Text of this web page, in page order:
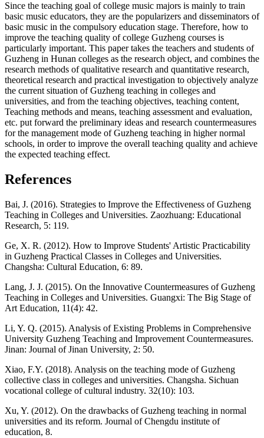
Since the teaching goal of college music majors is mainly to train
basic music educators, they are the popularizers and disseminators of
basic music in the compulsory education stage. Therefore, how to
improve the teaching quality of college Guzheng courses is
particularly important. This paper takes the teachers and students of
Guzheng in Hunan colleges as the research object, and combines the
research methods of qualitative research and quantitative research,
theoretical research and practical investigation to objectively analyze
the current situation of Guzheng teaching in colleges and
universities, and from the teaching objectives, teaching content,
Teaching methods and means, teaching assessment and evaluation,
etc. put forward the preliminary ideas and research countermeasures
for the management mode of Guzheng teaching in higher normal
schools, in order to improve the overall teaching quality and achieve
the expected teaching effect.
References
Bai, J. (2016). Strategies to Improve the Effectiveness of Guzheng
Teaching in Colleges and Universities. Zaozhuang: Educational
Research, 5: 119.
Ge, X. R. (2012). How to Improve Students' Artistic Practicability
in Guzheng Practical Classes in Colleges and Universities.
Changsha: Cultural Education, 6: 89.
Lang, J. J. (2015). On the Innovative Countermeasures of Guzheng
Teaching in Colleges and Universities. Guangxi: The Big Stage of
Art Education, 11(4): 42.
Li, Y. Q. (2015). Analysis of Existing Problems in Comprehensive
University Guzheng Teaching and Improvement Countermeasures.
Jinan: Journal of Jinan University, 2: 50.
Xiao, F.Y. (2018). Analysis on the teaching mode of Guzheng
collective class in colleges and universities. Changsha. Sichuan
vocational college of cultural industry. 32(10): 103.
Xu, Y. (2012). On the drawbacks of Guzheng teaching in normal
universities and its reform. Journal of Chengdu institute of
education, 8.